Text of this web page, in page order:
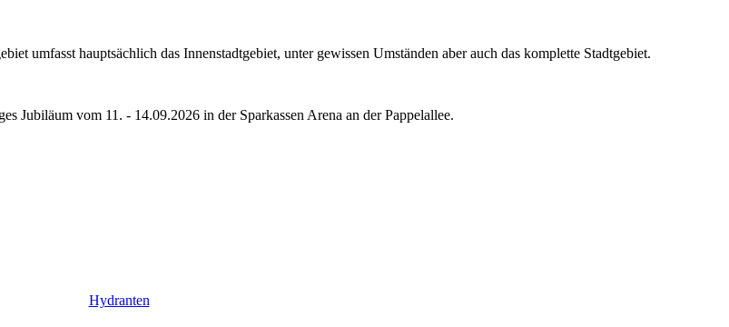
umfasst hauptsächlich das Innenstadtgebiet, unter gewissen Umständen aber auch das komplette Stadtgebiet.
Jubiläum vom 11. - 14.09.2026 in der Sparkassen Arena an der Pappelallee.
Hydranten